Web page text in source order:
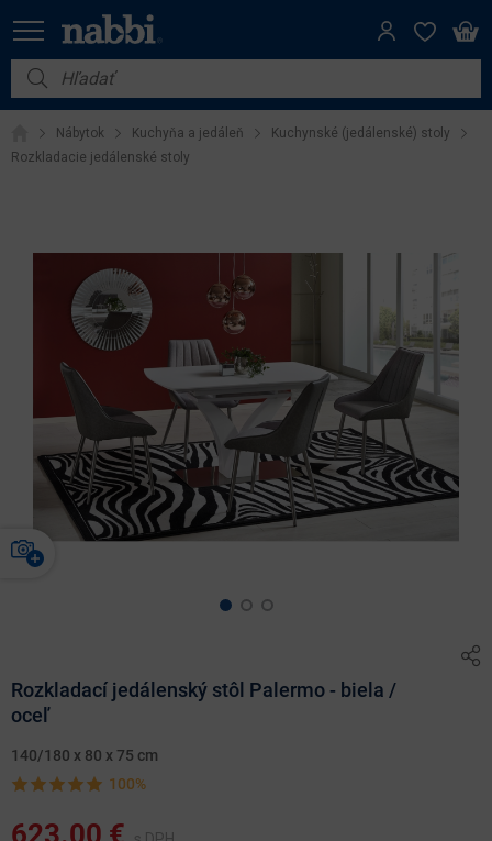
Nábytok
Vybavenie do domácnosti
Výpredaj
Nábytok Kuchyňa a jedáleň
Kuchynské (jedálenské) stoly
Rozkladacie jedálenské stoly
Rozkladací jedálenský stôl Palermo - biela /
oceľ
140/180 x 80 x 75 cm
100%
623.00 €